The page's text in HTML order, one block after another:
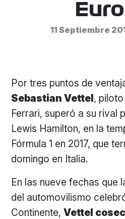
11 Septiembre
Por tres puntos de
Sebastian Vettel,
Ferrari, superó a su rival
Lewis Hamilton, en la
Fórmula 1 en 2017, que
domingo en Italia.
En las nueve fechas que
del automovilismo
Continente,Vettel